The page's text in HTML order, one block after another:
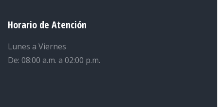
Horario de Atención
Lunes a Viernes
De: 08:00 a.m. a 02:00 p.m.